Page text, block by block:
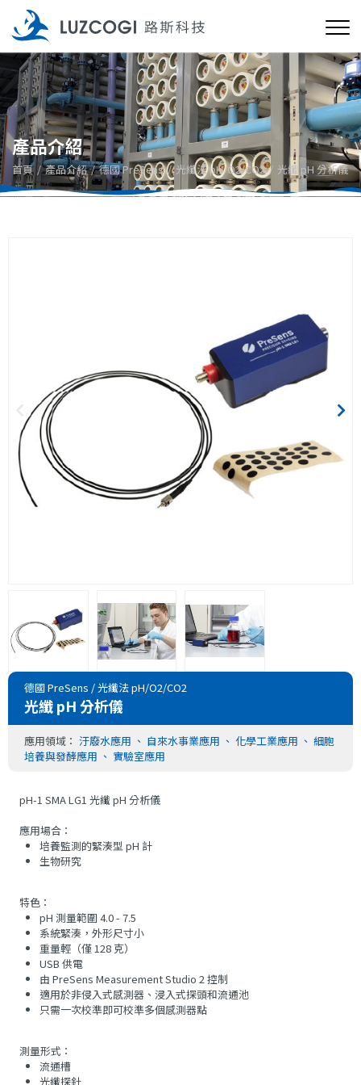
產品介紹
首頁 產品介紹 德國 PreSens 光纖法 pH/O2/CO2 光纖 pH 分析儀
德國 PreSens /光纖法 pH/O2/CO2
光纖 pH 分析儀
應用領域： 汙廢水應用 、 自來水事業應用 、 化學工業應用 、 細胞
培養與發酵應用 、 實驗室應用
pH-1 SMA LG1 光纖 pH 分析儀
應用場合：
培養監測的緊湊型 pH 計
生物研究
特色：
pH 測量範圍 4.0 - 7.5
系統緊湊，外形尺寸小
重量輕（僅 128 克）
USB 供電
由 PreSens Measurement Studio 2 控制
適用於非侵入式感測器、浸入式探頭和流通池
只需一次校準即可校準多個感測器點
測量形式：
流通槽
光纖探針